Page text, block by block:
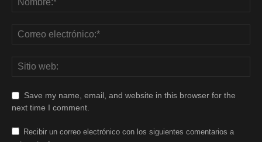
Save my name, email, and website in this browser for the
next time I comment.
Recibir un correo electrónico con los siguientes comentarios a